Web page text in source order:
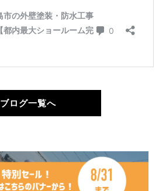
ブログ一覧へ